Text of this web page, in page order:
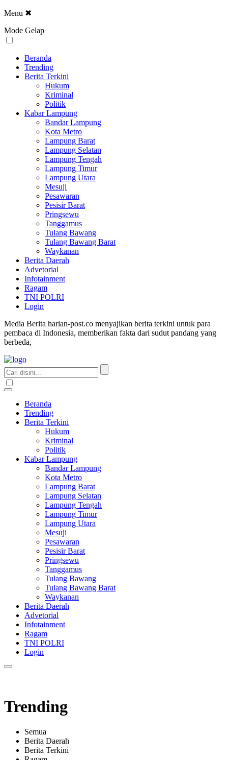
Menu ✖
Mode Gelap
Beranda
Trending
Berita Terkini
Hukum
Kriminal
Politik
Kabar Lampung
Bandar Lampung
Kota Metro
Lampung Barat
Lampung Selatan
Lampung Tengah
Lampung Timur
Lampung Utara
Mesuji
Pesawaran
Pesisir Barat
Pringsewu
Tanggamus
Tulang Bawang
Tulang Bawang Barat
Waykanan
Berita Daerah
Advetorial
Infotainment
Ragam
TNI POLRI
Login
Media Berita harian-post.co menyajikan berita terkini untuk para
pembaca di Indonesia, memberikan fakta dari sudut pandang yang
berbeda,
Beranda
Trending
Berita Terkini
Hukum
Kriminal
Politik
Kabar Lampung
Bandar Lampung
Kota Metro
Lampung Barat
Lampung Selatan
Lampung Tengah
Lampung Timur
Lampung Utara
Mesuji
Pesawaran
Pesisir Barat
Pringsewu
Tanggamus
Tulang Bawang
Tulang Bawang Barat
Waykanan
Berita Daerah
Advetorial
Infotainment
Ragam
TNI POLRI
Login
Trending
Semua
Berita Daerah
Berita Terkini